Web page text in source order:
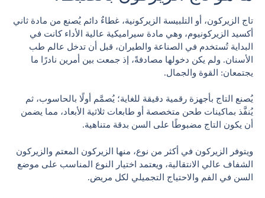
تاج الزيركون، أو التلبيسة الزيركونية، غطاءٌ دائم يُصنع من مادة ثاني
أكسيد الزيركونيوم، وهي مادة سيراميكية عالية الأداء كانت في
البداية تُستخدم في الصناعة والطيران، قبل أن تدخل عالم طب
الأسنان. ولم يكن دخولها مصادفةً، إذ جمعت بين أمرين نادرًا ما
يجتمعان: القوة والجمال.
يُصنع التاج بأجهزة رقمية دقيقة للغاية؛ يُصمَّم أولًا بالحاسوب، ثم
يُنفَّذ بماكينات طحن متخصصة أو طابعات ثلاثية الأبعاد، مما يضمن
أن يكون التاج مضبوطًا على السن بدقة متناهية.
ويتوفر الزيركون في أكثر من نوع، منها الزيركون المعتم والزيركون
الشفاف عالي الانتقالية، ويعتمد اختيار النوع المناسب على موضع
السن في الفم والاحتياج التجميلي لكل مريض.